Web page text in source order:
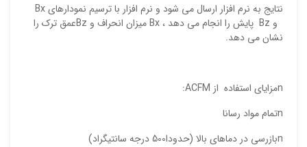
نتایج به نرم افزار ارسال می شود و نرم افزار با ترسیم نمودارهای Bx
و Bz پایش را انجام می دهد ، Bx میزان انحراف و Bzعمق ترک را
نشان می دهد.
nمزایای استفاده از ACFM:
nتمام مواد رسانا
nبازرسی در دماهای بالا (حدودا500 درجه سانتیگراد)